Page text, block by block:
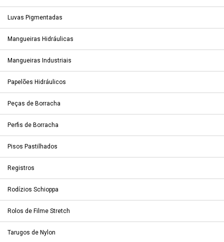
Luvas Pigmentadas
Mangueiras Hidráulicas
Mangueiras Industriais
Papelões Hidráulicos
Peças de Borracha
Perfis de Borracha
Pisos Pastilhados
Registros
Rodízios Schioppa
Rolos de Filme Stretch
Tarugos de Nylon